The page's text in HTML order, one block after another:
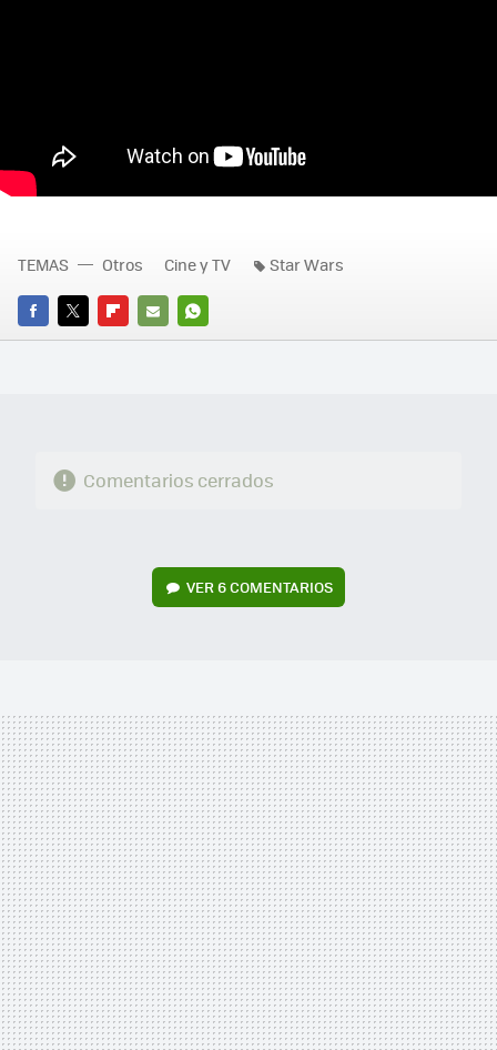
FACEBOOK
TWITTERFLIPBOARD
E-
WHATSAPP
TEMAS Otros Cine y TV Star Wars
Comentarios cerrados
VER6 COMENTARIOS